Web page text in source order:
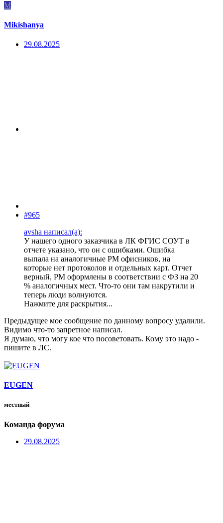
M
Mikishanya
29.08.2025
#965
avsha написал(а):
У нашего одного заказчика в ЛК ФГИС СОУТ в
отчете указано, что он с ошибками. Ошибка
выпала на аналогичные РМ офисников, на
которые нет протоколов и отдельных карт. Отчет
верный, РМ оформлены в соответствии с ФЗ на 20
% аналогичных мест. Что-то они там накрутили и
теперь люди волнуются.
Нажмите для раскрытия...
Предыдущее мое сообщение по данному вопросу удалили.
Видимо что-то запретное написал.
Я думаю, что могу кое что посоветовать. Кому это надо -
пишите в ЛС.
EUGEN
местный
Команда форума
29.08.2025